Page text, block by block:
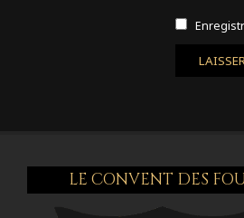
LE CONVENT DES